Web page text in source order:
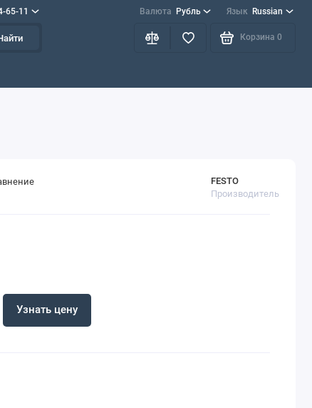
65-11 Валюта Рубль Язык Russian
Корзина 0
FESTO
Производитель
Узнать цену